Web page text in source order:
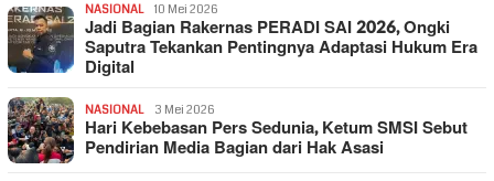
NASIONAL 10 Mei 2026
Jadi Bagian Rakernas PERADI SAI 2026, Ongki
Saputra Tekankan Pentingnya Adaptasi Hukum Era
Digital
NASIONAL 3 Mei 2026
Hari Kebebasan Pers Sedunia, Ketum SMSI Sebut
Pendirian Media Bagian dari Hak Asasi